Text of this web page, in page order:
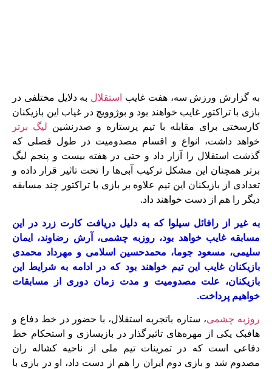
به گزارش ورزش سه، هفت غایب استقلال به دلایل مختلفی در
بازی با تراکتور غایب خواهند بود و بوژوویچ در غیاب این بازیکنان
کارسختی برای مقابله با تیم پرستاره و صدرنشین لیگ برتر
خواهد داشت، انواع و اقسام مصدومیت در طول فصلی که
گذشت استقلال را آزار داد و حتی در هفته بیست و پنجم لیگ
برتر همچنان این مشکل ترکیب آبی‌ها را تحت تاثیر قرار داده و
تعدادی از بازیکنان این تیم علاوه بر بازی با تراکتور چند مسابقه
دیگر را هم از دست خواهند داد.
به غیر از رافائل سیلوا که به دلیل دریافت کارت زرد در این
مسابقه غایب خواهد بود، روزبه چشمی، آرش رضاوند، ایمان
سلیمی، مسعود جوما، محمدحسین اسلامی و مهرداد محمدی
بازیکنان غایب این تیم خواهند بود که در ادامه به شرایط این
بازیکنان، علت مصدومیت و مدت زمان دوری از مسابقات
خواهیم پرداخت.
روزبه چشمی، ستاره باتجربه استقلال، با حضور در خط دفاع و
هافبک یکی از مهره‌های تاثیرگذار در بازیسازی و استحکام خط
دفاعی است که در تمرینات تیم ملی از ناحیه کشاله ران
مصدوم شد و بازی دوم ایران را هم از دست داد، او در بازی با